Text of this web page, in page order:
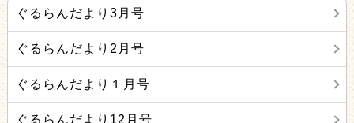
ぐるらんだより3月号
ぐるらんだより2月号
ぐるらんだより１月号
ぐるらんだより12月号